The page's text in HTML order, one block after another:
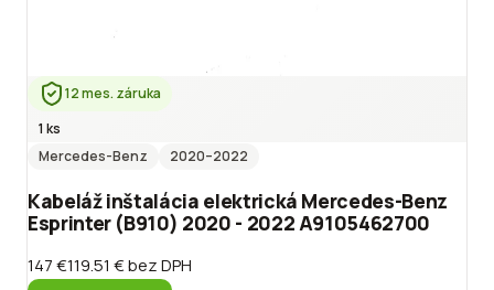
12 mes. záruka
1 ks
Mercedes-Benz
2020–2022
Kabeláž inštalácia elektrická Mercedes-Benz
Esprinter (B910) 2020 - 2022 A9105462700
147 €119.51 €bez DPH